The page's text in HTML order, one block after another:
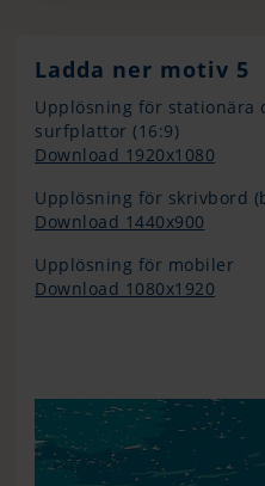
Ladda ner motiv 5
Upplösning för stationära
surfplattor (16:9)
Download 1920x1080
Upplösning för skrivbord
Download 1440x900
Upplösning för mobiler
Download 1080x1920